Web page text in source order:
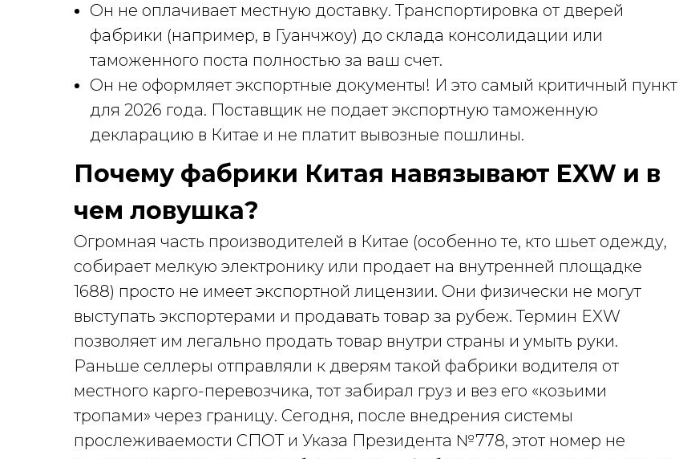
Он не оплачивает местную доставку. Транспортировка от дверей
фабрики (например, в Гуанчжоу) до склада консолидации или
таможенного поста полностью за ваш счет.
Он не оформляет экспортные документы! И это самый критичный пункт
для 2026 года. Поставщик не подает экспортную таможенную
декларацию в Китае и не платит вывозные пошлины.
Почему фабрики Китая навязывают EXW и в
чем ловушка?
Огромная часть производителей в Китае (особенно те, кто шьет одежду,
собирает мелкую электронику или продает на внутренней площадке
1688) просто не имеет экспортной лицензии. Они физически не могут
выступать экспортерами и продавать товар за рубеж. Термин EXW
позволяет им легально продать товар внутри страны и умыть руки.
Раньше селлеры отправляли к дверям такой фабрики водителя от
местного карго-перевозчика, тот забирал груз и вез его «козьими
тропами» через границу. Сегодня, после внедрения системы
прослеживаемости СПОТ и Указа Президента №778, этот номер не